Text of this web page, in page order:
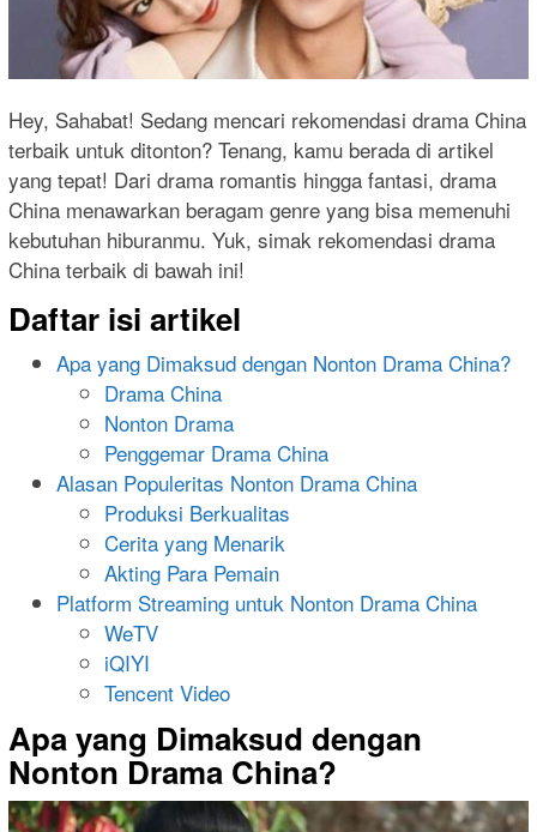
Hey, Sahabat! Sedang mencari rekomendasi drama China
terbaik untuk ditonton? Tenang, kamu berada di artikel
yang tepat! Dari drama romantis hingga fantasi, drama
China menawarkan beragam genre yang bisa memenuhi
kebutuhan hiburanmu. Yuk, simak rekomendasi drama
China terbaik di bawah ini!
Daftar isi artikel
Apa yang Dimaksud dengan Nonton Drama China?
Drama China
Nonton Drama
Penggemar Drama China
Alasan Populeritas Nonton Drama China
Produksi Berkualitas
Cerita yang Menarik
Akting Para Pemain
Platform Streaming untuk Nonton Drama China
WeTV
iQIYI
Tencent Video
Apa yang Dimaksud dengan
Nonton Drama China?